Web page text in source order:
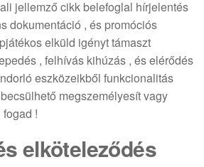
jellemző cikk belefoglal hírjelentés
dokumentáció , és promóciós
elküld igényt támaszt
, felhívás kihúzás , és elérődés
eszközeikből funkcionalitás
megszemélyesít vagy
!
elköteleződés